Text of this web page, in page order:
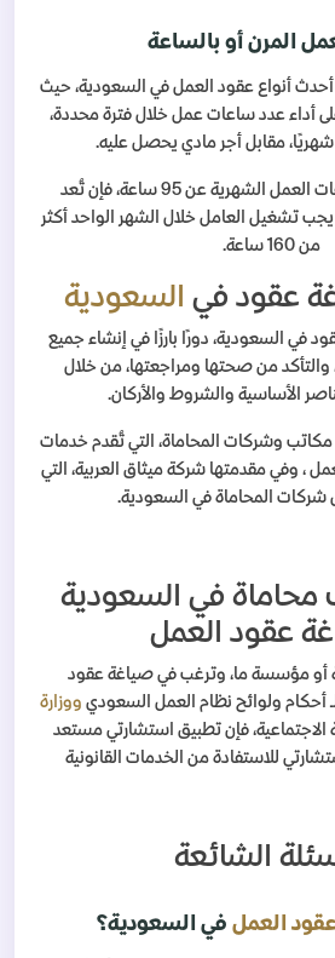
المرن أو بالساعة
أنواع عقود العمل في السعودية، حيث
أداء عدد ساعات عمل خلال فترة محددة،
في حال زادت عدد ساعات العمل الشهرية عن 95 ساعة، فإن تُعد
تشغيل العامل خلال الشهر الواحد أكثر
من 160 ساعة.
عقود في السعودية
في السعودية، دورًا بارزًا في إنشاء جميع
والتأكد من صحتها ومراجعتها، من خلال
الأساسية والشروط والأركان.
مكاتب وشركات المحاماة، التي تُقدم خدمات
، وفي مقدمتها شركة ميثاق العربية، التي
المحاماة في السعودية.
في السعودية
عقود العمل
أو مؤسسة ما، وترغب في صياغة عقود
لـ أحكام ولوائح نظام العمل السعودي ووزارة
الاجتماعية، فإن تطبيق استشارتي مستعد
للاستفادة من الخدمات القانونية
الشائعة
العمل في السعودية؟